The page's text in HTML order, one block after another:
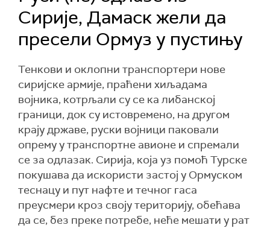
Сирије, Дамаск жели да
пресели Ормуз у пустињу
Тенкови и оклопни транспортери нове
сиријске армије, праћени хиљадама
војника, котрљали су се ка либанској
граници, док су истовремено, на другом
крају државе, руски војници паковали
опрему у транспортне авионе и спремали
се за одлазак. Сирија, која уз помоћ Турске
покушава да искористи застој у Ормуском
теснацу и пут нафте и течног гаса
преусмери кроз своју територију, обећава
да се, без преке потребе, неће мешати у рат